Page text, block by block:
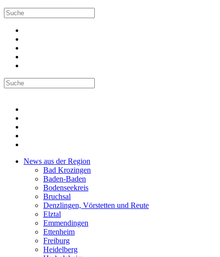
News aus der Region
Bad Krozingen
Baden-Baden
Bodenseekreis
Bruchsal
Denzlingen, Vörstetten und Reute
Elztal
Emmendingen
Ettenheim
Freiburg
Heidelberg